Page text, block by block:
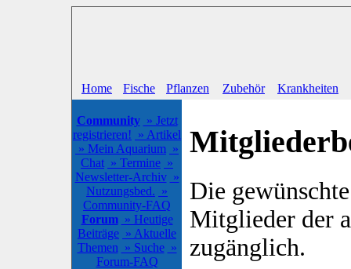
Home Fische Pflanzen Zubehör Krankheiten
Community » Jetzt
registrieren! » Artikel
» Mein Aquarium »
Chat » Termine »
Newsletter-Archiv »
Nutzungsbed. »
Community-FAQ
Forum » Heutige
Beiträge » Aktuelle
Themen » Suche »
Forum-FAQ
Die
Mitglieder der
zugänglich.